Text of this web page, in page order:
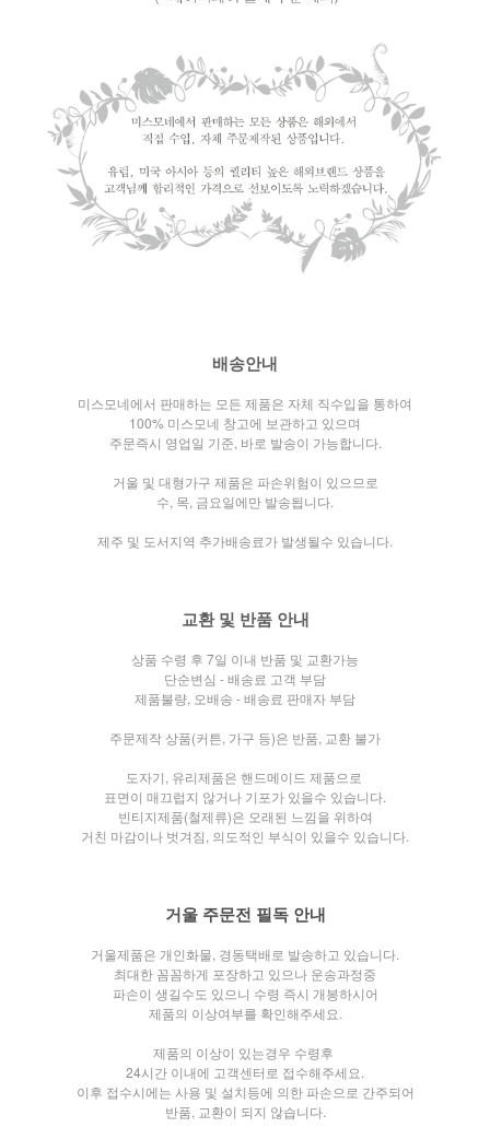
배송안내
미스모네에서 판매하는 모든 제품은 자체 직수입을 통하여
100% 미스모네 창고에 보관하고 있으며
주문즉시 영업일 기준, 바로 발송이 가능합니다.
거울 및 대형가구 제품은 파손위험이 있으므로
수, 목, 금요일에만 발송됩니다.
제주 및 도서지역 추가배송료가 발생될수 있습니다.
교환 및 반품 안내
상품 수령 후 7일 이내 반품 및 교환가능
단순변심 - 배송료 고객 부담
제품불량, 오배송 - 배송료 판매자 부담
주문제작 상품(커튼, 가구 등)은 반품, 교환 불가
도자기, 유리제품은 핸드메이드 제품으로
표면이 매끄럽지 않거나 기포가 있을수 있습니다.
빈티지제품(철제류)은 오래된 느낌을 위하여
거친 마감이나 벗겨짐, 의도적인 부식이 있을수 있습니다.
거울 주문전 필독 안내
거울제품은 개인화물, 경동택배로 발송하고 있습니다.
최대한 꼼꼼하게 포장하고 있으나 운송과정중
파손이 생길수도 있으니 수령 즉시 개봉하시어
제품의 이상여부를 확인해주세요.
제품의 이상이 있는경우 수령후
24시간 이내에 고객센터로 접수해주세요.
이후 접수시에는 사용 및 설치등에 의한 파손으로 간주되어
반품, 교환이 되지 않습니다.